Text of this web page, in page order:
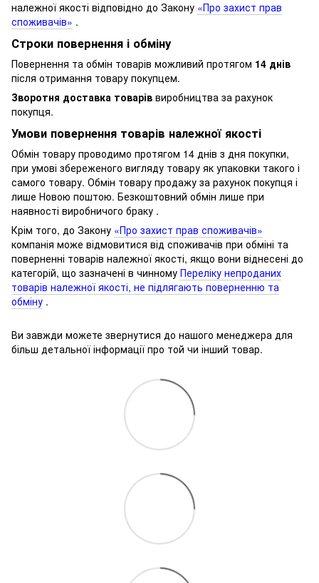
належної якості відповідно до Закону «Про захист прав
споживачів» .
Строки повернення і обміну
Повернення та обмін товарів можливий протягом 14 днів
після отримання товару покупцем.
Зворотня доставка товарів виробництва за рахунок
покупця.
Умови повернення товарів належної якості
Обмін товару проводимо протягом 14 днів з дня покупки,
при умові збереженого вигляду товару як упаковки такого і
самого товару. Обмін товару продажу за рахунок покупця і
лише Новою поштою. Безкоштовний обмін лише при
наявності виробничого браку .
Крім того, до Закону «Про захист прав споживачів»
компанія може відмовитися від споживачів при обміні та
поверненні товарів належної якості, якщо вони віднесені до
категорій, що зазначені в чинному Переліку непроданих
товарів належної якості, не підлягають поверненню та
обміну .
Ви завжди можете звернутися до нашого менеджера для
більш детальної інформації про той чи інший товар.